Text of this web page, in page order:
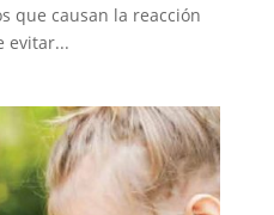
que causan la reacción
evitar...